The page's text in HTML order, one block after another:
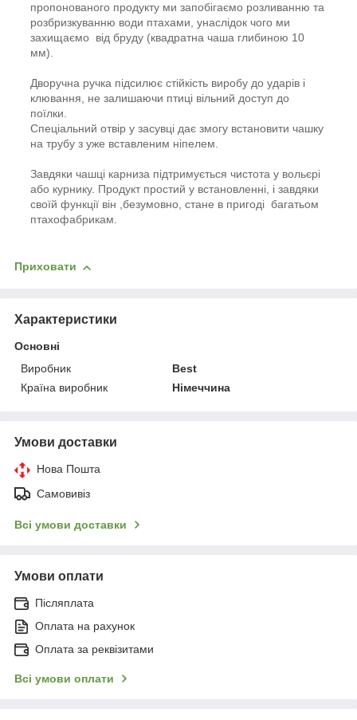
пропонованого продукту ми запобігаємо розливанню та
розбризкуванню води птахами, унаслідок чого ми
захищаємо від бруду (квадратна чаша глибиною 10
мм).
Дворучна ручка підсилює стійкість виробу до ударів і
клювання, не залишаючи птиці вільний доступ до
поїлки.
Спеціальний отвір у засувці дає змогу встановити чашку
на трубу з уже вставленим ніпелем.
Завдяки чашці карниза підтримується чистота у вольєрі
або курнику. Продукт простий у встановленні, і завдяки
своїй функції він ,безумовно, стане в пригоді багатьом
птахофабрикам.
Приховати
Характеристики
Основні
Виробник
Best
Країна виробник
Німеччина
Умови доставки
Нова Пошта
Самовивіз
Всі умови доставки
Умови оплати
Післяплата
Оплата на рахунок
Оплата за реквізитами
Всі умови оплати